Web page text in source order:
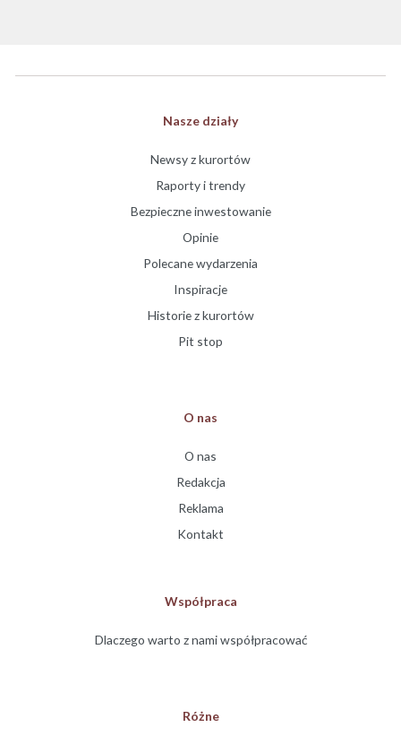
Nasze działy
Newsy z kurortów
Raporty i trendy
Bezpieczne inwestowanie
Opinie
Polecane wydarzenia
Inspiracje
Historie z kurortów
Pit stop
O nas
O nas
Redakcja
Reklama
Kontakt
Współpraca
Dlaczego warto z nami współpracować
Różne